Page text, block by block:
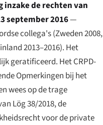
inzake de rechten van
september 2016—
collega's (Zweden 2008,
2013–2016). Het
geratificeerd. Het CRPD-
Opmerkingen bij het
wees op de trage
Lög 38/2018, de
voor de private